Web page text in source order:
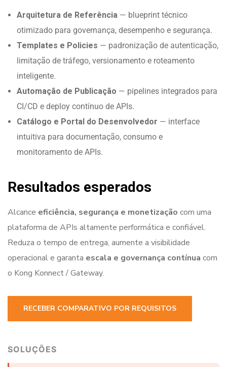
Arquitetura de Referência — blueprint técnico
otimizado para governança, desempenho e segurança.
Templates e Policies — padronização de autenticação,
limitação de tráfego, versionamento e roteamento
inteligente.
Automação de Publicação — pipelines integrados para
CI/CD e deploy contínuo de APIs.
Catálogo e Portal do Desenvolvedor — interface
intuitiva para documentação, consumo e
monitoramento de APIs.
Resultados esperados
Alcance eficiência, segurança e monetização com uma
plataforma de APIs altamente performática e confiável.
Reduza o tempo de entrega, aumente a visibilidade
operacional e garanta escala e governança contínua com
o Kong Konnect / Gateway.
RECEBER COMPARATIVO POR REQUISITOS
SOLUÇÕES